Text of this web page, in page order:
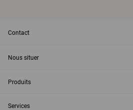
Contact
Nous situer
Produits
Services